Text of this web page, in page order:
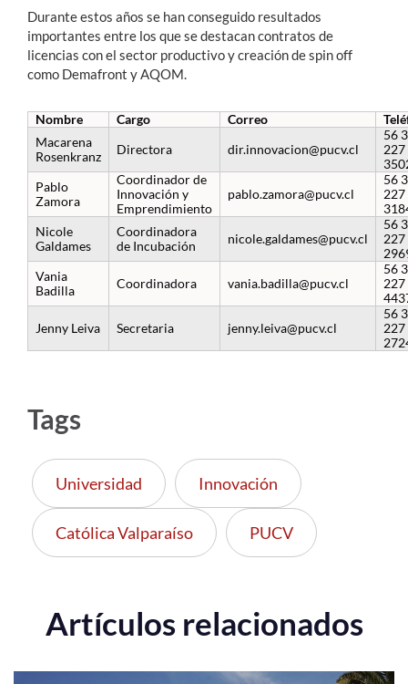
Durante estos años se han conseguido resultados
importantes entre los que se destacan contratos de
licencias con el sector productivo y creación de spin off
como Demafront y AQOM.
Nombre Cargo Correo
Macarena
Rosenkranz
Directora dir.innovacion@pucv.cl
56
227
Pablo
Zamora
Coordinador de
Innovación y
Emprendimiento
pablo.zamora@pucv.cl
56
227
Nicole
Galdames
Coordinadora
de Incubación
nicole.galdames@pucv.cl
56
227
Vania
Badilla
Coordinadora vania.badilla@pucv.cl
56
227
Jenny Leiva
Secretaria jenny.leiva@pucv.cl
56
227
Tags
Universidad Innovación
Católica Valparaíso PUCV
Artículos relacionados